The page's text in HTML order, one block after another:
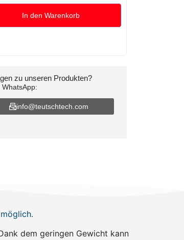
In den Warenkorb
zu unseren Produkten?
info@teutschtech.com
dem geringen Gewicht kann